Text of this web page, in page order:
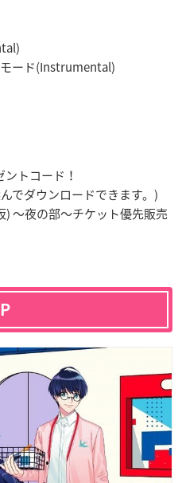
ード(Instrumental)
トコード！
でダウンロードできます。)
) ～夜の部～チケット優先販売